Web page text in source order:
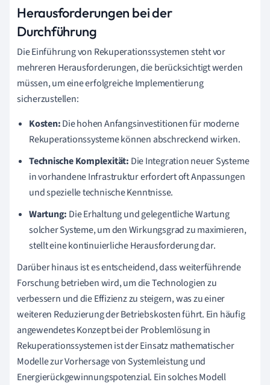
Herausforderungen bei der
Durchführung
Die Einführung von Rekuperationssystemen steht vor
mehreren Herausforderungen, die berücksichtigt werden
müssen, um eine erfolgreiche Implementierung
sicherzustellen:
Kosten:Die hohen Anfangsinvestitionen für moderne
Rekuperationssysteme können abschreckend wirken.
Technische Komplexität: Die Integration neuer Systeme
in vorhandene Infrastruktur erfordert oft Anpassungen
und spezielle technische Kenntnisse.
Wartung: Die Erhaltung und gelegentliche Wartung
solcher Systeme, um den Wirkungsgrad zu maximieren,
stellt eine kontinuierliche Herausforderung dar.
Darüber hinaus ist es entscheidend, dass weiterführende
Forschung betrieben wird, um die Technologien zu
verbessern und die Effizienz zu steigern, was zu einer
weiteren Reduzierung der Betriebskosten führt. Ein häufig
angewendetes Konzept bei der Problemlösung in
Rekuperationssystemen ist der Einsatz mathematischer
Modelle zur Vorhersage von Systemleistung und
Energierückgewinnungspotenzial. Ein solches Modell